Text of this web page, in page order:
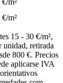
m²
15 - 30 €/m²,
unidad, retirada
800 €. Precios
aplicarse IVA